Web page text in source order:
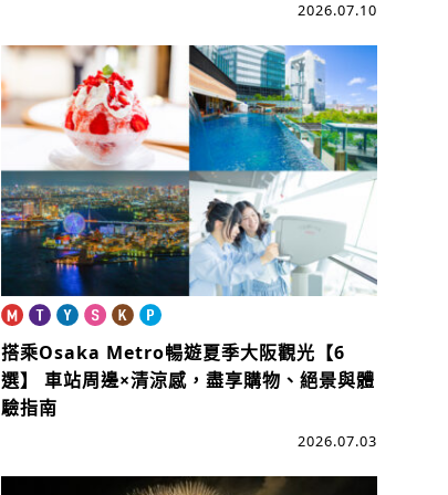
2026.07.10
搭乘Osaka Metro暢遊夏季大阪觀光【6
選】
車站周邊×清涼感，盡享購物、絕景與體
驗指南
2026.07.03